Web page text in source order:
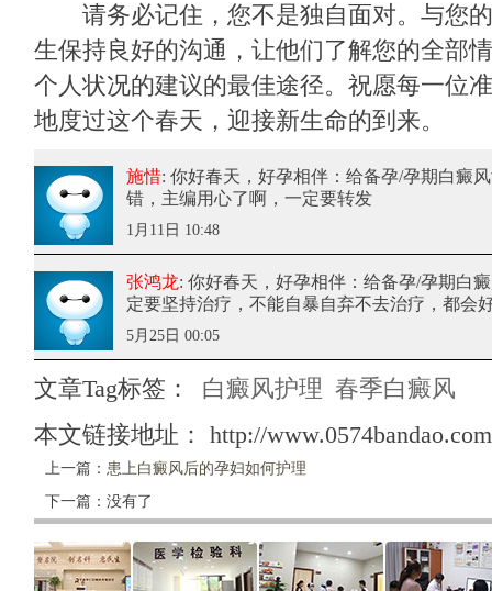
请务必记住，您不是独自面对。与您的
生保持良好的沟通，让他们了解您的全部
个人状况的建议的最佳途径。祝愿每一位
地度过这个春天，迎接新生命的到来。
施惜: 你好春天，好孕相伴：给备孕/孕期白癜
错，主编用心了啊，一定要转发
1月11日 10:48
张鸿龙: 你好春天，好孕相伴：给备孕/孕期白
定要坚持治疗，不能自暴自弃不去治疗，都会
5月25日 00:05
文章Tag标签： 白癜风护理 春季白癜风
本文链接地址： http://
上一篇： 患上白癜风后的孕妇如何护理
下一篇：没有了